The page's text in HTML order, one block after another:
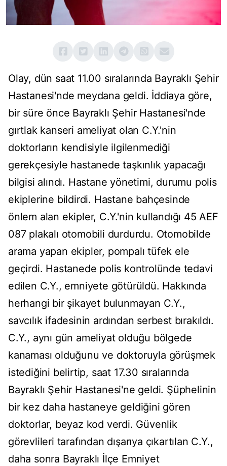
Olay, dün saat 11.00 sıralarında Bayraklı Şehir
Hastanesi'nde meydana geldi. İddiaya göre,
bir süre önce Bayraklı Şehir Hastanesi'nde
gırtlak kanseri ameliyat olan C.Y.'nin
doktorların kendisiyle ilgilenmediği
gerekçesiyle hastanede taşkınlık yapacağı
bilgisi alındı. Hastane yönetimi, durumu polis
ekiplerine bildirdi. Hastane bahçesinde
önlem alan ekipler, C.Y.'nin kullandığı 45 AEF
087 plakalı otomobili durdurdu. Otomobilde
arama yapan ekipler, pompalı tüfek ele
geçirdi. Hastanede polis kontrolünde tedavi
edilen C.Y., emniyete götürüldü. Hakkında
herhangi bir şikayet bulunmayan C.Y.,
savcılık ifadesinin ardından serbest bırakıldı.
C.Y., aynı gün ameliyat olduğu bölgede
kanaması olduğunu ve doktoruyla görüşmek
istediğini belirtip, saat 17.30 sıralarında
Bayraklı Şehir Hastanesi'ne geldi. Şüphelinin
bir kez daha hastaneye geldiğini gören
doktorlar, beyaz kod verdi. Güvenlik
görevlileri tarafından dışarıya çıkartılan C.Y.,
daha sonra Bayraklı İlçe Emniyet